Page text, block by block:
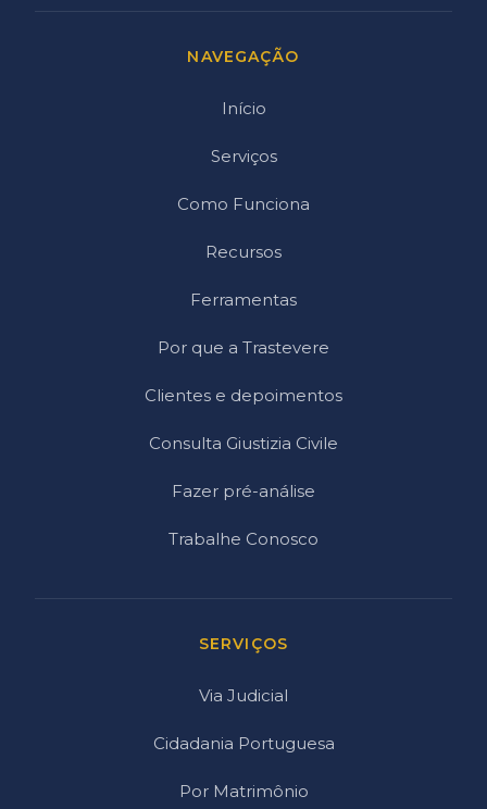
NAVEGAÇÃO
Início
Serviços
Como Funciona
Recursos
Ferramentas
Por que a Trastevere
Clientes e depoimentos
Consulta Giustizia Civile
Fazer pré-análise
Trabalhe Conosco
SERVIÇOS
Via Judicial
Cidadania Portuguesa
Por Matrimônio